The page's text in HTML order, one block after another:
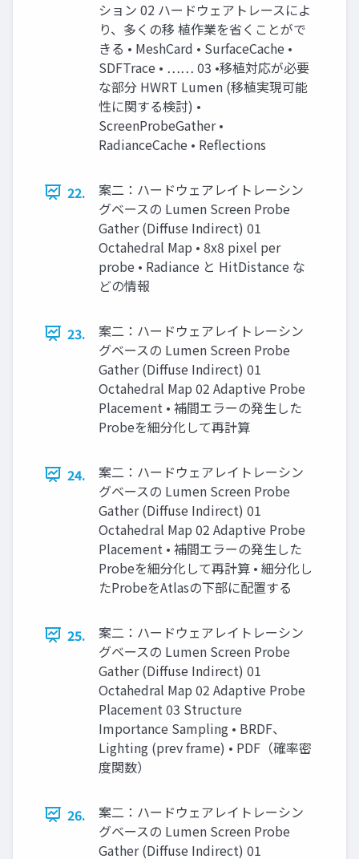
ション 02 ハードウェアトレースによ
り、多くの移 植作業を省くことがで
きる • MeshCard • SurfaceCache •
SDFTrace • …… 03 •移植対応が必要
な部分 HWRT Lumen (移植実現可能
性に関する検討) •
ScreenProbeGather •
RadianceCache • Reflections
22.
案二：ハードウェアレイトレーシン
グベースの Lumen Screen Probe
Gather (Diffuse Indirect) 01
Octahedral Map • 8x8 pixel per
probe • Radiance と HitDistance な
どの情報
23.
案二：ハードウェアレイトレーシン
グベースの Lumen Screen Probe
Gather (Diffuse Indirect) 01
Octahedral Map 02 Adaptive Probe
Placement • 補間エラーの発生した
Probeを細分化して再計算
24.
案二：ハードウェアレイトレーシン
グベースの Lumen Screen Probe
Gather (Diffuse Indirect) 01
Octahedral Map 02 Adaptive Probe
Placement • 補間エラーの発生した
Probeを細分化して再計算 • 細分化し
たProbeをAtlasの下部に配置する
25.
案二：ハードウェアレイトレーシン
グベースの Lumen Screen Probe
Gather (Diffuse Indirect) 01
Octahedral Map 02 Adaptive Probe
Placement 03 Structure
Importance Sampling • BRDF、
Lighting (prev frame) • PDF（確率密
度関数）
26.
案二：ハードウェアレイトレーシン
グベースの Lumen Screen Probe
Gather (Diffuse Indirect) 01